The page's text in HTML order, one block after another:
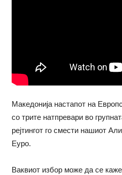
Македонија настапот на
со трите натпревари во
рејтингот го смести нашиот
Еуро.
Ваквиот избор може да се